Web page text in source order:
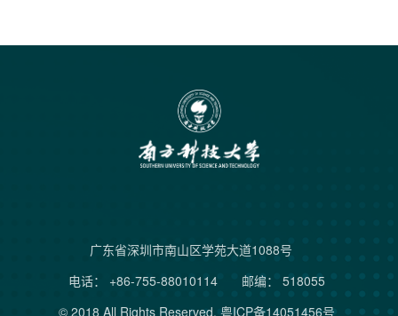
广东省深圳市南山区学苑大道1088号
电话： +86-755-88010114
邮编： 518055
© 2018 All Rights Reserved. 粤ICP备14051456号